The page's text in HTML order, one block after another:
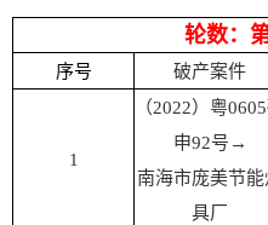
轮数：
序号 破产案件
1
（2022）粤
申92号→
南海市庞美节能
具厂